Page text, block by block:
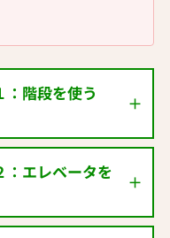
階段を使う
：エレベータを